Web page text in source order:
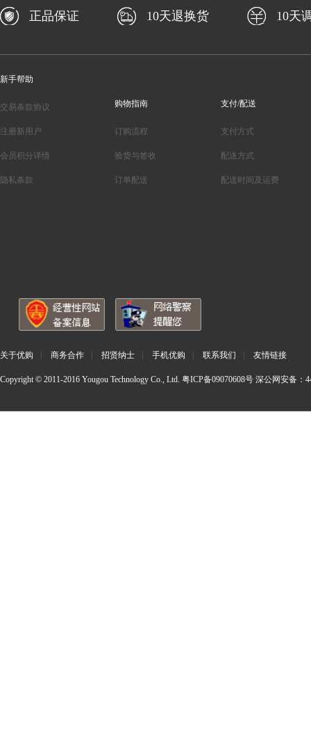
正品保证 10天退换货 10天
新手帮助
交易条款协议
注册新用户
会员积分详情
隐私条款
购物指南
订购流程
验货与签收
订单配送
支付/配送
支付方式
配送方式
配送时间及运费
关于优购 商务合作 招贤纳士 手机优购 联系我们 友情链接
Copyright © 2011-2016 Yougou Technology Co., Ltd. 粤ICP备09070608号 深公网安备：